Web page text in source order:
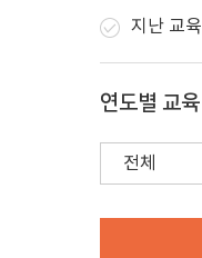
지난 교육
연도별 교육